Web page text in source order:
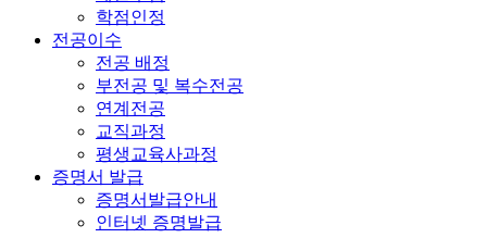
학점인정
전공이수
전공 배정
부전공 및 복수전공
연계전공
교직과정
평생교육사과정
증명서 발급
증명서발급안내
인터넷 증명발급